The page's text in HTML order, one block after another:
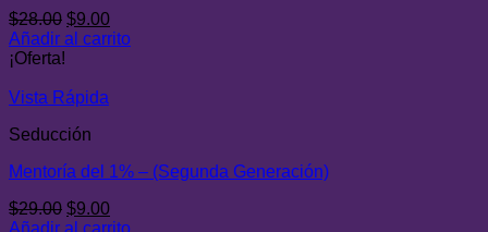
$28.00 El
precio
$28.00.
$9.00El
precio
Añadir al carrito
¡Oferta!
Vista Rápida
Seducción
Mentoría del 1% – (Segunda Generación)
$29.00 El
precio
$9.00El
precio
Añadir al carrito